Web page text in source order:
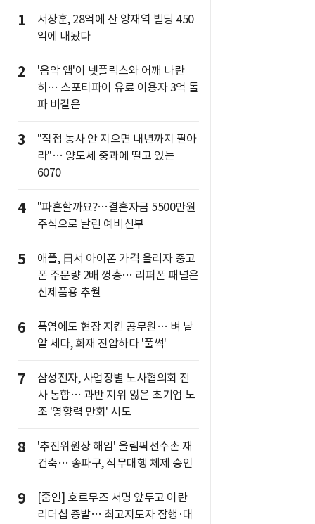
1
서장훈, 28억에 산 양재역 빌딩 450
억에 내놨다
2
'음악 앱'이 넷플릭스와 어깨 나란
히… 스포티파이 유료 이용자 3억 돌
파 비결은
3
"직접 농사 안 지으면 내년까지 팔아
라"… 양도세 중과에 떨고 있는
6070
4
"파혼할까요?…결혼자금 5500만원
주식으로 날린 예비신부
5
애플, 日서 아이폰 가격 올리자 중고
폰 주문량 2배 껑충… 리퍼폰 패널은
신제품용 추월
6
폭염에도 현장 지킨 공무원… 벼 낱
알 세다, 화재 진압하다 '풀썩'
7
삼성전자, 사업장별 노사협의회 전
사 통합… 과반 지위 잃은 초기업 노
조 '영향력 만회' 시도
8
'추진위원장 해임' 올림픽선수촌 재
건축… 송파구, 직무대행 체제 승인
9
[줌인] 호르무즈 서명 앞두고 이란
리더십 증발… 최고지도자 잠행·대